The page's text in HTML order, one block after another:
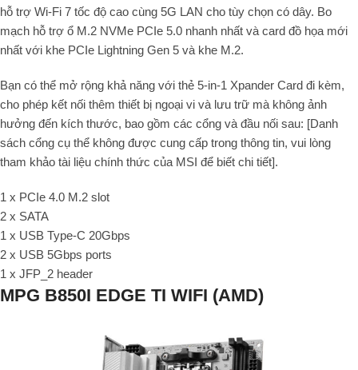
hỗ trợ Wi-Fi 7 tốc độ cao cùng 5G LAN cho tùy chọn có dây. Bo
mạch hỗ trợ ổ M.2 NVMe PCIe 5.0 nhanh nhất và card đồ họa mới
nhất với khe PCIe Lightning Gen 5 và khe M.2.
Bạn có thể mở rộng khả năng với thẻ 5-in-1 Xpander Card đi kèm,
cho phép kết nối thêm thiết bị ngoại vi và lưu trữ mà không ảnh
hưởng đến kích thước, bao gồm các cổng và đầu nối sau: [Danh
sách cổng cụ thể không được cung cấp trong thông tin, vui lòng
tham khảo tài liệu chính thức của MSI để biết chi tiết].
1 x PCIe 4.0 M.2 slot
2 x SATA
1 x USB Type-C 20Gbps
2 x USB 5Gbps ports
1 x JFP_2 header
MPG B850I EDGE TI WIFI (AMD)